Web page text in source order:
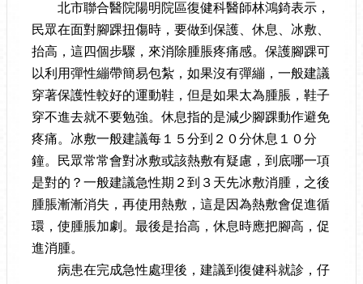
北市聯合醫院陽明院區復健科醫師林鴻錡表示，
民眾在面對腳踝扭傷時，要做到保護、休息、冰敷、
抬高，這四個步驟，來消除腫脹疼痛感。保護腳踝可
以利用彈性繃帶簡易包紮，如果沒有彈繃，一般建議
穿著保護性較好的運動鞋，但是如果太為腫脹，鞋子
穿不進去就不要勉強。休息指的是減少腳踝動作避免
疼痛。冰敷一般建議每１５分到２０分休息１０分
鐘。民眾常常會對冰敷或該熱敷有疑慮，到底哪一項
是對的？一般建議急性期２到３天先冰敷消腫，之後
腫脹漸漸消失，再使用熱敷，這是因為熱敷會促進循
環，使腫脹加劇。最後是抬高，休息時應把腳高，促
進消腫。
病患在完成急性處理後，建議到復健科就診，仔